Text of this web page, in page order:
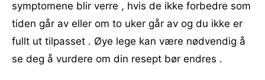
symptomene blir verre , hvis de ikke forbedre som
tiden går av eller om to uker går av og du ikke er
fullt ut tilpasset . Øye lege kan være nødvendig å
se deg å vurdere om din resept bør endres .